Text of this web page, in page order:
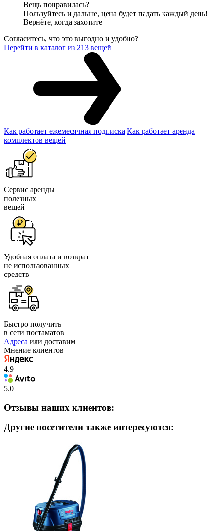
Вещь понравилась?
Пользуйтесь и дальше, цена будет падать каждый день!
Вернёте, когда захотите
Согласитесь, что это выгодно и удобно?
Перейти в каталог из 213 вещей
Как работает ежемесячная подписка Как работает аренда
комплектов вещей
Сервис аренды
полезных
вещей
Удобная оплата и возврат
не использованных
средств
Быстро получить
в сети постаматов
Адреса или доставим
Мнение клиентов
4.9
5.0
Отзывы наших клиентов:
Другие посетители также интересуются: